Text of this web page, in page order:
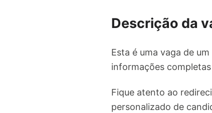
Descrição da
Esta é uma vaga de
informações
Fique atento ao
personalizado de